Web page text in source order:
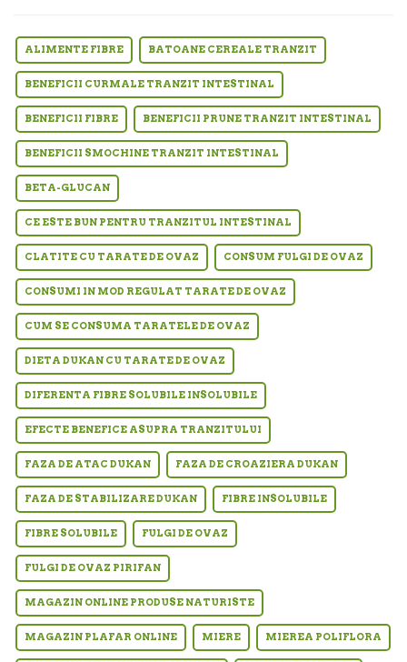
ALIMENTE FIBRE BATOANE CEREALE TRANZIT
BENEFICII CURMALE TRANZIT INTESTINAL
BENEFICII FIBRE BENEFICII PRUNE TRANZIT INTESTINAL
BENEFICII SMOCHINE TRANZIT INTESTINAL
BETA-GLUCAN
CE ESTE BUN PENTRU TRANZITUL INTESTINAL
CLATITE CU TARATE DE OVAZ CONSUM FULGI DE OVAZ
CONSUMI IN MOD REGULAT TARATE DE OVAZ
CUM SE CONSUMA TARATELE DE OVAZ
DIETA DUKAN CU TARATE DE OVAZ
DIFERENTA FIBRE SOLUBILE INSOLUBILE
EFECTE BENEFICE ASUPRA TRANZITULUI
FAZA DE ATAC DUKAN FAZA DE CROAZIERA DUKAN
FAZA DE STABILIZARE DUKAN FIBRE INSOLUBILE
FIBRE SOLUBILE FULGI DE OVAZ
FULGI DE OVAZ PIRIFAN
MAGAZIN ONLINE PRODUSE NATURISTE
MAGAZIN PLAFAR ONLINE MIERE MIEREA POLIFLORA